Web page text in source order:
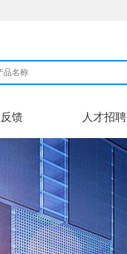
馈 人才招聘